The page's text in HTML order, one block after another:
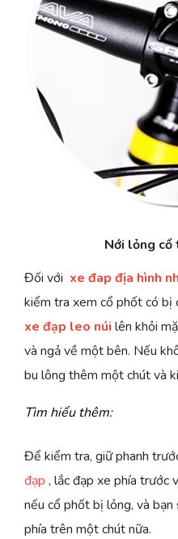
Nới lỏng
Đối với xe đap địa hình
kiểm tra xem cổ phốt có bị
xe đạp leo núi lên khỏi
và ngả về một bên. Nếu
bu lông thêm một chút và
Tìm hiểu thêm:
ĂN
THẾ
NÀO
KHI
LUYỆN
CHẠY
NƯỚC
RÚT
DÂY
CÁP
PHANH
XE
CHỈNH
BỘ
PHANH
CÀNG
Để kiểm tra, giữ phanh
đạp , lắc đạp xe phía trước
nếu cổ phốt bị lỏng, và bạn
phía trên một chút nữa.